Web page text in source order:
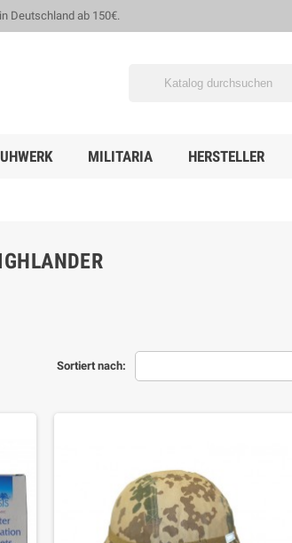
Deutschland ab 150€.
MILITARIA HERSTELLER
Sortiert nach: